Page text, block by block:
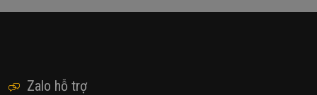
Zalo hỗ trợ